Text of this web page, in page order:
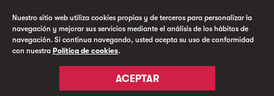
Nuestro sitio web utiliza cookies propias y de terceros para personalizar la
navegación y mejorar sus servicios mediante el análisis de los hábitos de
navegación. Si continua navegando, usted acepta su uso de conformidad
con nuestra Política de cookies.
ACEPTAR